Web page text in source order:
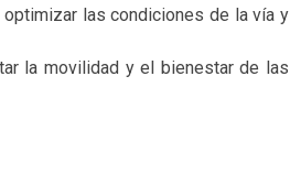
las condiciones de la vía y
la movilidad y el bienestar de las